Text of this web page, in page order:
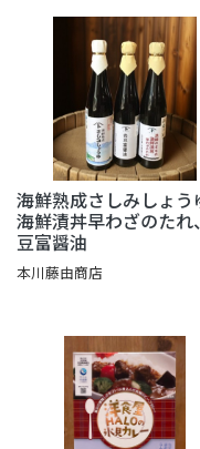
海鮮熟成さしみしょう
海鮮漬丼早わざのたれ
豆富醤油
本川藤由商店